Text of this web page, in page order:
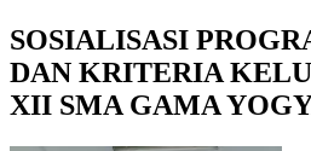
SOSIALISASI
DAN KRITERIA
XII SMA GAMA